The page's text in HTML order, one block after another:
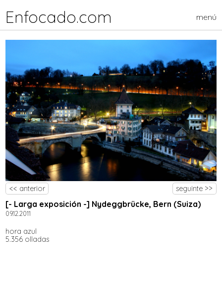
Enfocado.com menú
<< anterior seguinte >>
[- Larga exposición -] Nydeggbrücke, Bern (Suiza)
09.12.2011
hora azul
5.356 olladas